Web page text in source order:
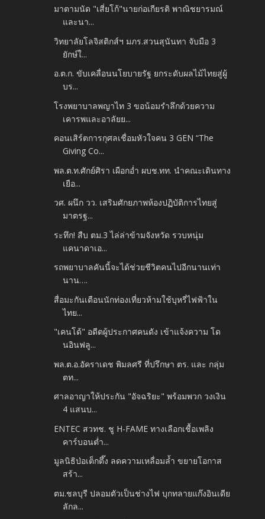
มาตามนัด "เสี่ยโก้"นายก่อเกียรติ พาณิชยารมณ์
และนา...
วิทยาลัยโลจิสติกส์ฯ มภร.สวนสุนันทา จับมือ 3
ยักษ์ใ...
อ.ต.ก. ขับเคลื่อนนโยบายรัฐ ยกระดับผลไม้ไทยสู่ผู้
บร...
โรงพยาบาลพญาไท 3 ขอน้อมรำลึกด้วยความ
เคารพและอาลัยย...
คอนเสิร์ตการกุศลเชื่อมหัวใจคน 3 GEN “The
Giving Co...
พล.ต.ท.ศักย์ศิรา เผือกอ่ำ ผบช.ทท. นำคณะเดินทาง
เยือ...
วศ. ผนึก วว. เสริมศักยภาพห้องปฏิบัติการไทยสู่
มาตรฐ...
ระทึก! สืบ ตม.3 ไล่ล่าข้ามจังหวัด รวบหนุ่ม
แคนาดาเอ...
รถพยาบาลคันนี้จะได้ช่วยชีวิตคนไปอีกนานเท่า
นาน….
สื่อมะกันเตือนนักท่องเที่ยวห้ามใช้บุหรี่ไฟฟ้าใน
ไทย...
"เคนโด้" อดีตผู้ประกาศคนดัง เข้าแจ้งความ โด
นอินฟลู...
พล.ต.อ.อัคราเดช พิมลศรี ที่ปรึกษา ตร. และ กลุ่ม
ตท...
ศาลอาญาให้ประกัน "อัจฉริยะ" พร้อมพวก วงเงิน
4 แสนบ...
ENTEC สวทช. ชู H-FAME ทางเลือกเชื้อเพลิง
คาร์บอนต่ำ...
มูลนิธิป่อเต็กตึ๊ง ลดความเหลื่อมล้ำ ขยายโอกาส
สร้า...
ตม.ชลบุรี ปลอมตัวเป็นช่างไฟ บุกทลายแก๊งอินเดีย
ลักล...